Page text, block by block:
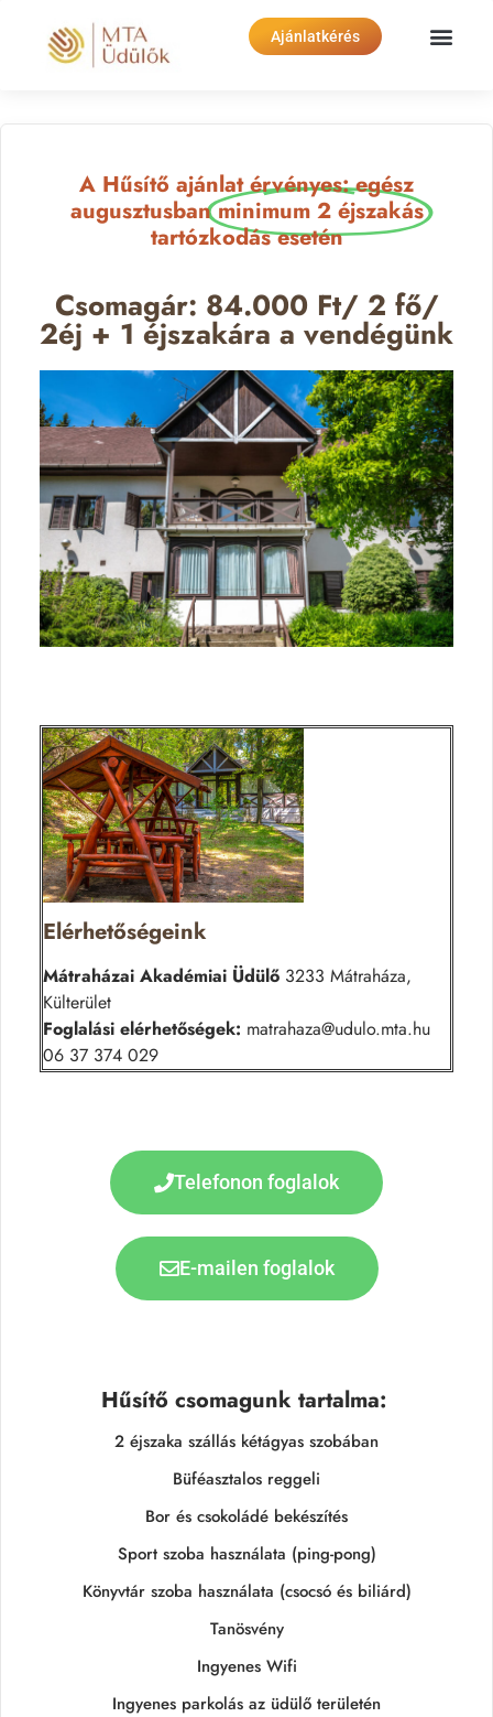
Ajánlatkérés
A Hűsítő ajánlat érvényes: egész
augusztusban minimum 2 éjszakás
tartózkodás esetén
Csomagár: 84.000 Ft/ 2 fő/
2éj + 1 éjszakára a vendégünk
Elérhetőségeink
Mátraházai Akadémiai Üdülő 3233 Mátraháza,
Külterület
Foglalási elérhetőségek: matrahaza@udulo.mta.hu
06 37 374 029
Telefonon foglalok
E-mailen foglalok
Hűsítő csomagunk tartalma:
2 éjszaka szállás kétágyas szobában
Büféasztalos reggeli
Bor és csokoládé bekészítés
Sport szoba használata (ping-pong)
Könyvtár szoba használata (csocsó és biliárd)
Tanösvény
Ingyenes Wifi
Ingyenes parkolás az üdülő területén